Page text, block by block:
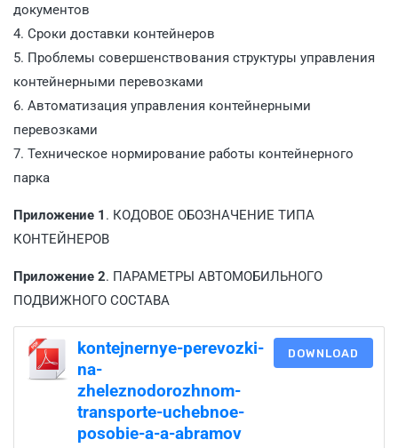
документов
4. Сроки доставки контейнеров
5. Проблемы совершенствования структуры управления
контейнерными перевозками
6. Автоматизация управления контейнерными
перевозками
7. Техническое нормирование работы контейнерного
парка
Приложение 1 . КОДОВОЕ ОБОЗНАЧЕНИЕ ТИПА
КОНТЕЙНЕРОВ
Приложение 2. ПАРАМЕТРЫ АВТОМОБИЛЬНОГО
ПОДВИЖНОГО СОСТАВА
kontejnernye-perevozki-
na-
zheleznodorozhnom-
transporte-uchebnoe-
posobie-a-a-abramov
DOWNLOAD